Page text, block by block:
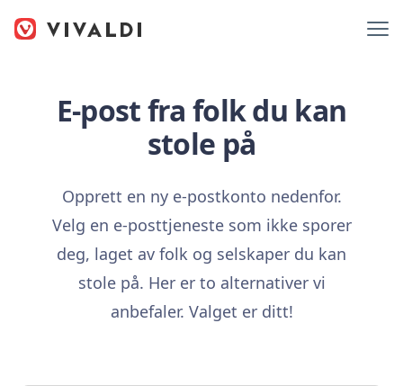
E-post fra folk du kan
stole på
Opprett en ny e-postkonto nedenfor.
Velg en e-posttjeneste som ikke sporer
deg, laget av folk og selskaper du kan
stole på. Her er to alternativer vi
anbefaler. Valget er ditt!